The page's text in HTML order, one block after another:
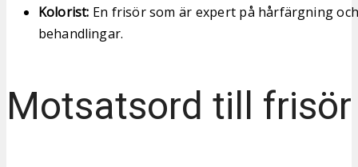
Kolorist: En frisör som är expert på hårfärgning
behandlingar.
Motsatsord till frisör